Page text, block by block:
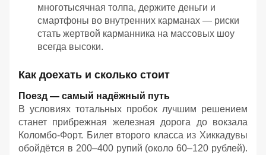
многотысячная толпа, держите деньги и
смартфоны во внутренних карманах — риски
стать жертвой карманника на массовых шоу
всегда высоки.
Как доехать и сколько стоит
Поезд — самый надёжный путь
В условиях тотальных пробок лучшим решением
станет прибрежная железная дорога до вокзала
Коломбо-Форт. Билет второго класса из Хиккадувы
обойдётся в 200–400 рупий (около 60–120 рублей).